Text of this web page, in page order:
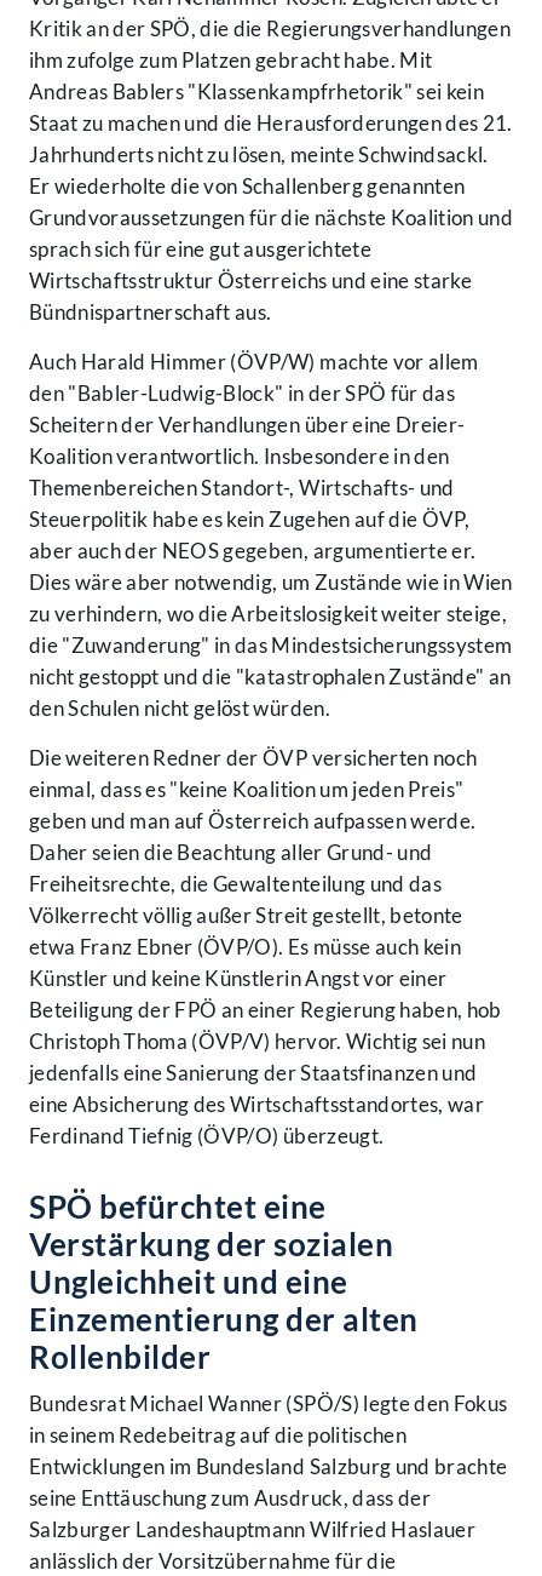
Kritik an der SPÖ, die die Regierungsverhandlungen
ihm zufolge zum Platzen gebracht habe. Mit
Andreas Bablers "Klassenkampfrhetorik" sei kein
Staat zu machen und die Herausforderungen des 21.
Jahrhunderts nicht zu lösen, meinte Schwindsackl.
Er wiederholte die von Schallenberg genannten
Grundvoraussetzungen für die nächste Koalition und
sprach sich für eine gut ausgerichtete
Wirtschaftsstruktur Österreichs und eine starke
Bündnispartnerschaft aus.
Auch Harald Himmer (ÖVP/W) machte vor allem
den "Babler-Ludwig-Block" in der SPÖ für das
Scheitern der Verhandlungen über eine Dreier-
Koalition verantwortlich. Insbesondere in den
Themenbereichen Standort-, Wirtschafts- und
Steuerpolitik habe es kein Zugehen auf die ÖVP,
aber auch der NEOS gegeben, argumentierte er.
Dies wäre aber notwendig, um Zustände wie in Wien
zu verhindern, wo die Arbeitslosigkeit weiter steige,
die "Zuwanderung" in das Mindestsicherungssystem
nicht gestoppt und die "katastrophalen Zustände" an
den Schulen nicht gelöst würden.
Die weiteren Redner der ÖVP versicherten noch
einmal, dass es "keine Koalition um jeden Preis"
geben und man auf Österreich aufpassen werde.
Daher seien die Beachtung aller Grund- und
Freiheitsrechte, die Gewaltenteilung und das
Völkerrecht völlig außer Streit gestellt, betonte
etwa Franz Ebner (ÖVP/O). Es müsse auch kein
Künstler und keine Künstlerin Angst vor einer
Beteiligung der FPÖ an einer Regierung haben, hob
Christoph Thoma (ÖVP/V) hervor. Wichtig sei nun
jedenfalls eine Sanierung der Staatsfinanzen und
eine Absicherung des Wirtschaftsstandortes, war
Ferdinand Tiefnig (ÖVP/O) überzeugt.
SPÖ befürchtet eine
Verstärkung der sozialen
Ungleichheit und eine
Einzementierung der alten
Rollenbilder
Bundesrat Michael Wanner (SPÖ/S) legte den Fokus
in seinem Redebeitrag auf die politischen
Entwicklungen im Bundesland Salzburg und brachte
seine Enttäuschung zum Ausdruck, dass der
Salzburger Landeshauptmann Wilfried Haslauer
anlässlich der Vorsitzübernahme für die